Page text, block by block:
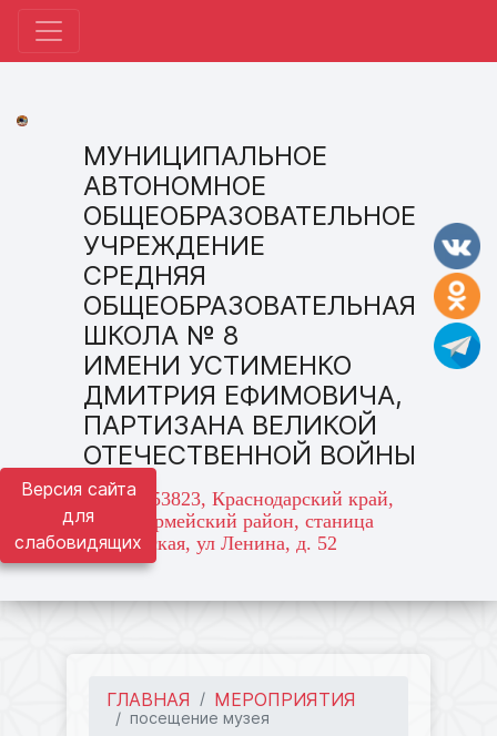
Версия сайта
для
слабовидящих
МУНИЦИПАЛЬНОЕ
АВТОНОМНОЕ
ОБЩЕОБРАЗОВАТЕЛЬНОЕ
УЧРЕЖДЕНИЕ
СРЕДНЯЯ
ОБЩЕОБРАЗОВАТЕЛЬНАЯ
ШКОЛА № 8
ИМЕНИ УСТИМЕНКО
ДМИТРИЯ ЕФИМОВИЧА,
ПАРТИЗАНА ВЕЛИКОЙ
ОТЕЧЕСТВЕННОЙ ВОЙНЫ
адрес: 353823, Краснодарский край,
Красноармейский район, станица
Марьянская, ул Ленина, д. 52
ГЛАВНАЯ МЕРОПРИЯТИЯ
посещение музея